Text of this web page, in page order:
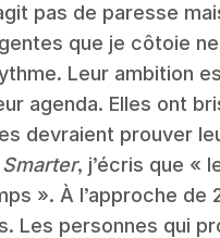
pas de paresse
que je côtoie
Leur ambition
agenda. Elles ont
devraient prouver
Smarter, j’écris que «
». À l’approche
Les personnes qui